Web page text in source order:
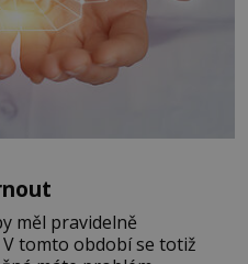
měl pravidelně
tomto období se totiž